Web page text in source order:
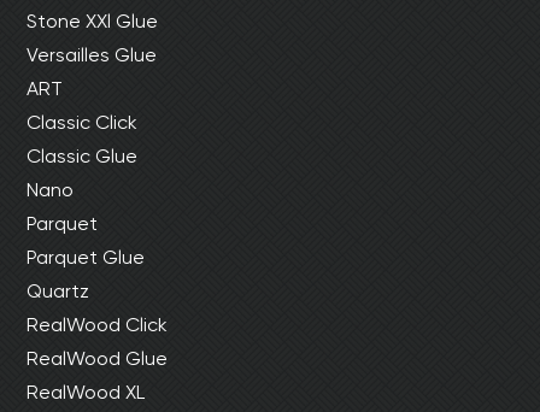
Stone XXl Glue
Versailles Glue
ART
Classic Click
Classic Glue
Nano
Parquet
Parquet Glue
Quartz
RealWood Click
RealWood Glue
RealWood XL